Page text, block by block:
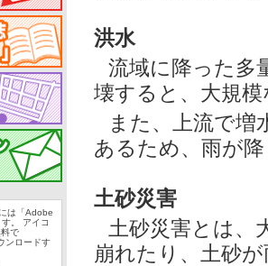
は「Adobe
。 アイコ
で
ンロードす
洪水
流域に降った多
壊すると、大規
また、上流で増
あるため、雨が
土砂災害
土砂災害とは、
崩れたり、土砂